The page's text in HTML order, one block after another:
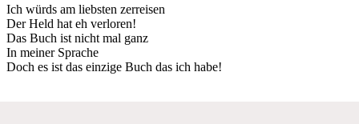
Ich würds am liebsten zerreisen
Der Held hat eh verloren!
Das Buch ist nicht mal ganz
In meiner Sprache
Doch es ist das einzige Buch das ich habe!